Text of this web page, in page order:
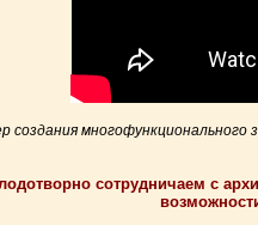
создания многофункционального
сотрудничаем с